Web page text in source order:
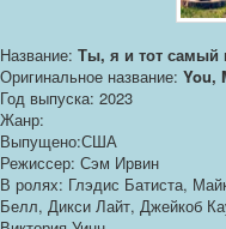
Название: Ты, я и тот самый
Оригинальное название: You,
Год выпуска: 2023
Жанр:
Выпущено:США
Режиссер: Сэм Ирвин
В ролях: Глэдис Батиста,
Белл, Дикси Лайт, Джейкоб